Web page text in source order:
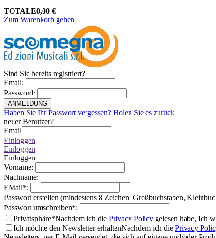
TOTALE0,00 €
Zum Warenkorb gehen
Sind Sie bereits registriert?
Email:
Password:
ANMELDUNG
Haben Sie Ihr Passwort vergessen? Holen Sie es zurück
neuer Benutzer?
Email
Einloggen
Einloggen
Einloggen
Vorname:
Nachname:
EMail*:
Passwort erstellen (mindestens 8 Zeichen: Großbuchstaben,
Passwort umschreiben*:
Privatsphäre*Nachdem ich die Privacy Policy gelesen habe, Ich
Ich möchte den Newsletter erhaltenNachdem ich die Privacy